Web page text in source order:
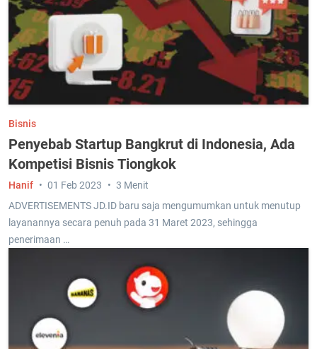
Bisnis
Penyebab Startup Bangkrut di Indonesia, Ada
Kompetisi Bisnis Tiongkok
ADVERTISEMENTS JD.ID baru saja mengumumkan untuk menutup
layanannya secara penuh pada 31 Maret 2023, sehingga
penerimaan …
Hanif 01 Feb 2023 3 Menit